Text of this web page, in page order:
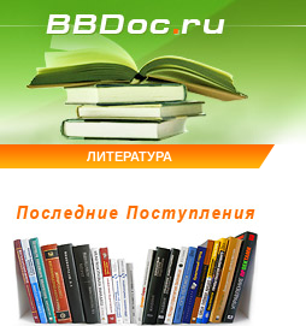
ЛИТЕРАТУРА